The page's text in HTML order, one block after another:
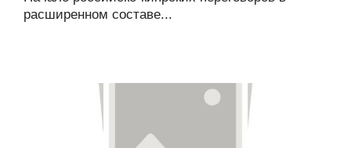
расширенном составе...